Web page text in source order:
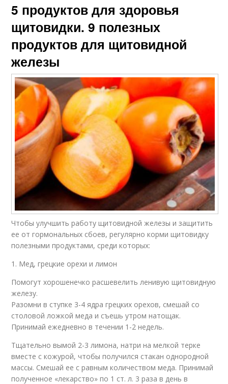
5 продуктов для здоровья
щитовидки. 9 полезных
продуктов для щитовидной
железы
Чтобы улучшить работу щитовидной железы и защитить
ее от гормональных сбоев, регулярно корми щитовидку
полезными продуктами, среди которых:
1. Мед, грецкие орехи и лимон
Помогут хорошенечко расшевелить ленивую щитовидную
железу.
Разомни в ступке 3-4 ядра грецких орехов, смешай со
столовой ложкой меда и съешь утром натощак.
Принимай ежедневно в течении 1-2 недель.
Тщательно вымой 2-3 лимона, натри на мелкой терке
вместе с кожурой, чтобы получился стакан однородной
массы. Смешай ее с равным количеством меда. Принимай
полученное «лекарство» по 1 ст. л. 3 раза в день в